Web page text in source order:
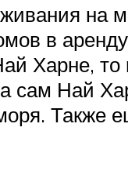
на
в
Харне,
сам Най